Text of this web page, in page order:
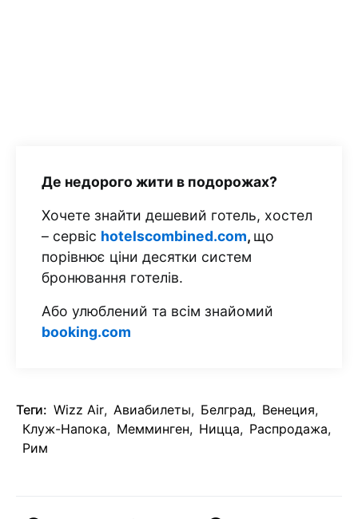
Де недорого жити в подорожах?
Хочете знайти дешевий готель, хостел
– сервіс hotelscombined.com, що
порівнює ціни десятки систем
бронювання готелів.
Або улюблений та всім знайомий
booking.com
Теги: Wizz Air, Авиабилеты, Белград, Венеция,
Клуж-Напока, Мемминген, Ницца, Распродажа,
Рим